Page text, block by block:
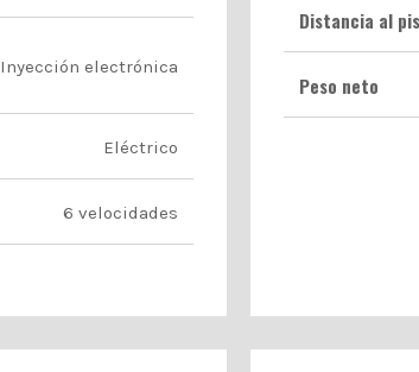
Inyección electrónica
Eléctrico
6 velocidades
Distancia al
Peso neto